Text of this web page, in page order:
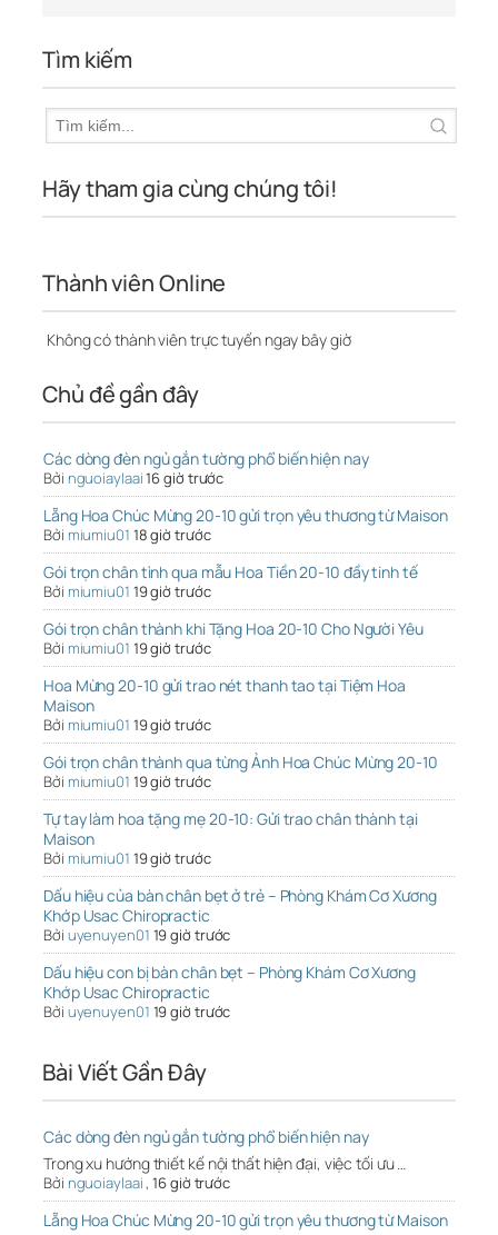
Tìm kiếm
Hãy tham gia cùng chúng tôi!
Thành viên Online
Không có thành viên trực tuyến ngay bây giờ
Chủ đề gần đây
Các dòng đèn ngủ gắn tường phổ biến hiện nay
Bởi nguoiaylaai16 giờ trước
Lẵng Hoa Chúc Mừng 20-10 gửi trọn yêu thương từ Maison
Bởi miumiu01 18 giờ trước
Gói trọn chân tình qua mẫu Hoa Tiền 20-10 đầy tinh tế
Bởi miumiu01 19 giờ trước
Gói trọn chân thành khi Tặng Hoa 20-10 Cho Người Yêu
Bởi miumiu01 19 giờ trước
Hoa Mừng 20-10 gửi trao nét thanh tao tại Tiệm Hoa
Maison
Bởi miumiu01 19 giờ trước
Gói trọn chân thành qua từng Ảnh Hoa Chúc Mừng 20-10
Bởi miumiu01 19 giờ trước
Tự tay làm hoa tặng mẹ 20-10: Gửi trao chân thành tại
Maison
Bởi miumiu01 19 giờ trước
Dấu hiệu của bàn chân bẹt ở trẻ – Phòng Khám Cơ Xương
Khớp Usac Chiropractic
Bởi uyenuyen01 19 giờ trước
Dấu hiệu con bị bàn chân bẹt – Phòng Khám Cơ Xương
Khớp Usac Chiropractic
Bởi uyenuyen01 19 giờ trước
Bài Viết Gần Đây
Các dòng đèn ngủ gắn tường phổ biến hiện nay
Trong xu hướng thiết kế nội thất hiện đại, việc tối ưu …
Bởi nguoiaylaai,16 giờ trước
Lẵng Hoa Chúc Mừng 20-10 gửi trọn yêu thương từ Maison